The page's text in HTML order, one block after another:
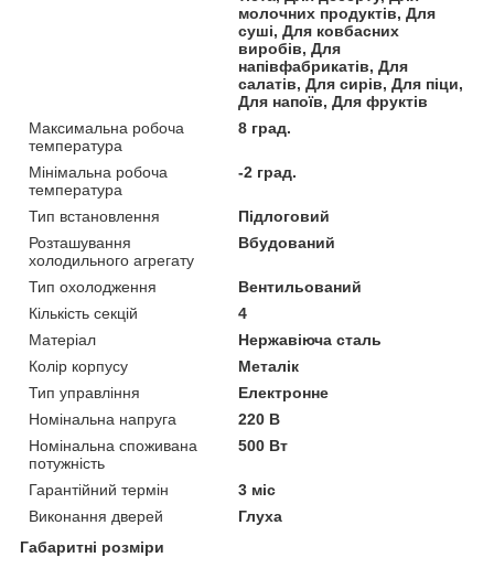
молочних продуктів, Для
суші, Для ковбасних
виробів, Для
напівфабрикатів, Для
салатів, Для сирів, Для піци,
Для напоїв, Для фруктів
Максимальна робоча
температура
8 град.
Мінімальна робоча
температура
-2 град.
Тип встановлення
Підлоговий
Розташування
холодильного агрегату
Вбудований
Тип охолодження
Вентильований
Кількість секцій
4
Матеріал
Нержавіюча сталь
Колір корпусу
Металік
Тип управління
Електронне
Номінальна напруга
220 В
Номінальна споживана
потужність
500 Вт
Гарантійний термін
3 міс
Виконання дверей
Глуха
Габаритні розміри